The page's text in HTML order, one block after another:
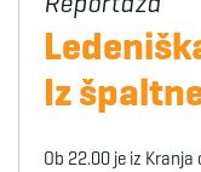
Iz
Ob 22.00 je iz